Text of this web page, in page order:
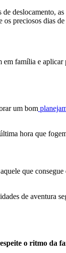
deslocamento,
os preciosos dias
família e
um bom
hora que
que
de aventura
o ritmo da